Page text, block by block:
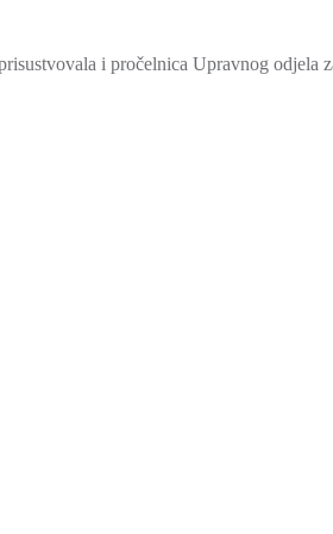
i pročelnica Upravnog odjela